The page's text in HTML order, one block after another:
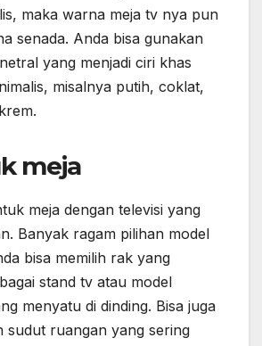
maka warna meja tv nya pun
senada. Anda bisa gunakan
yang menjadi ciri khas
misalnya putih, coklat,
meja
meja dengan televisi yang
Banyak ragam pilihan model
bisa memilih rak yang
stand tv atau model
menyatu di dinding. Bisa juga
sudut ruangan yang sering